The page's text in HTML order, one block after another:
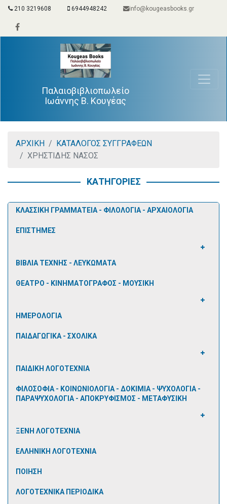
210 3219608 6944948242 info@kougeasbooks.gr
Παλαιοβιβλιοπωλείο
Ιωάννης Β. Κουγέας
ΑΡΧΙΚΗ
ΚΑΤΑΛΟΓΟΣ ΣΥΓΓΡΑΦΕΩΝ
ΧΡΗΣΤΙΔΗΣ ΝΑΣΟΣ
ΚΑΤΗΓΟΡΙΕΣ
ΚΛΑΣΣΙΚΗ ΓΡΑΜΜΑΤΕΙΑ - ΦΙΛΟΛΟΓΙΑ - ΑΡΧΑΙΟΛΟΓΙΑ
ΕΠΙΣΤΗΜΕΣ
ΒΙΒΛΙΑ ΤΕΧΝΗΣ - ΛΕΥΚΩΜΑΤΑ
ΘΕΑΤΡΟ - ΚΙΝΗΜΑΤΟΓΡΑΦΟΣ - ΜΟΥΣΙΚΗ
ΗΜΕΡΟΛΟΓΙΑ
ΠΑΙΔΑΓΩΓΙΚΑ - ΣΧΟΛΙΚΑ
ΠΑΙΔΙΚΗ ΛΟΓΟΤΕΧΝΙΑ
ΦΙΛΟΣΟΦΙΑ - ΚΟΙΝΩΝΙΟΛΟΓΙΑ - ΔΟΚΙΜΙΑ - ΨΥΧΟΛΟΓΙΑ -
ΠΑΡΑΨΥΧΟΛΟΓΙΑ - ΑΠΟΚΡΥΦΙΣΜΟΣ - ΜΕΤΑΦΥΣΙΚΗ
ΞΕΝΗ ΛΟΓΟΤΕΧΝΙΑ
ΕΛΛΗΝΙΚΗ ΛΟΓΟΤΕΧΝΙΑ
ΠΟΙΗΣΗ
ΛΟΓΟΤΕΧΝΙΚΑ ΠΕΡΙΟΔΙΚΑ